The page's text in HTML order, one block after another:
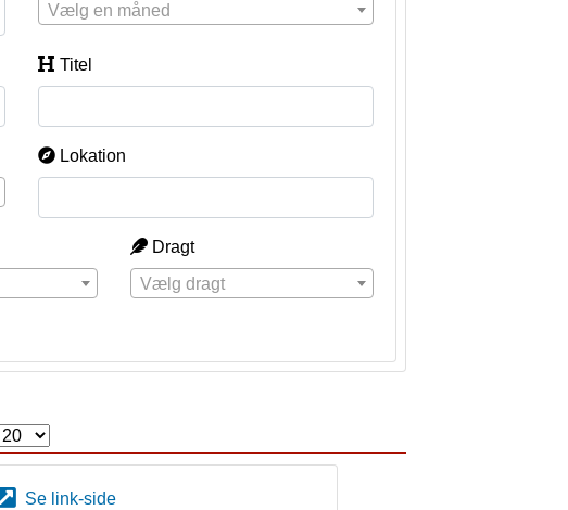
Vælg en måned
Titel
Lokation
Dragt
Vælg dragt
Se link-side